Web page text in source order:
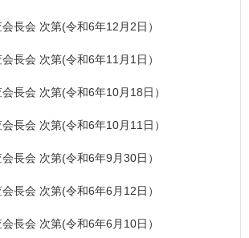
長会 次第(令和6年12月2日）
長会 次第(令和6年11月1日）
長会 次第(令和6年10月18日）
長会 次第(令和6年10月11日）
長会 次第(令和6年9月30日）
長会 次第(令和6年6月12日）
長会 次第(令和6年6月10日）